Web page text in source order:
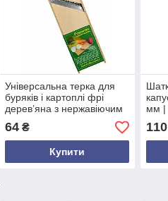
Універсальна терка для
буряків і картоплі фрі
дерев’яна з нержавіючим
лезом – ручна кухонна
шатківниця українського
виробництва
64₴
Купити
мм |
110